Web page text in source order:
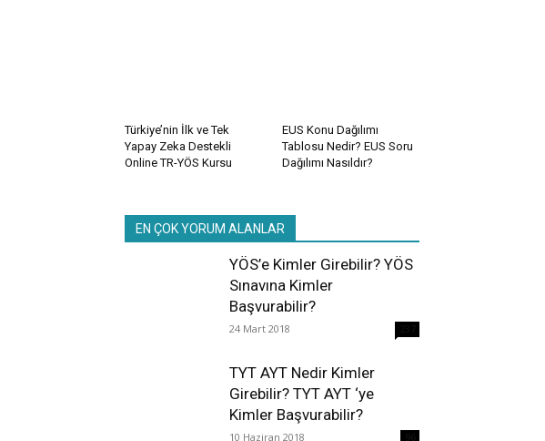
Türkiye’nin İlk ve Tek
Yapay Zeka Destekli
Online TR-YÖS Kursu
EUS Konu Dağılımı
Tablosu Nedir? EUS Soru
Dağılımı Nasıldır?
EN ÇOK YORUM ALANLAR
YÖS’e Kimler Girebilir? YÖS
Sınavına Kimler
Başvurabilir?
24 Mart 2018
TYT AYT Nedir Kimler
Girebilir? TYT AYT ‘ye
Kimler Başvurabilir?
10 Haziran 2018